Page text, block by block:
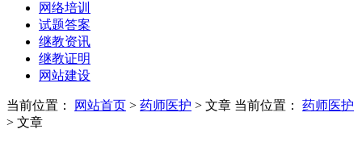
网络培训
试题答案
继教资讯
继教证明
网站建设
当前位置： 网站首页 > 药师医护 > 文章 当前位置： 药师医护
> 文章